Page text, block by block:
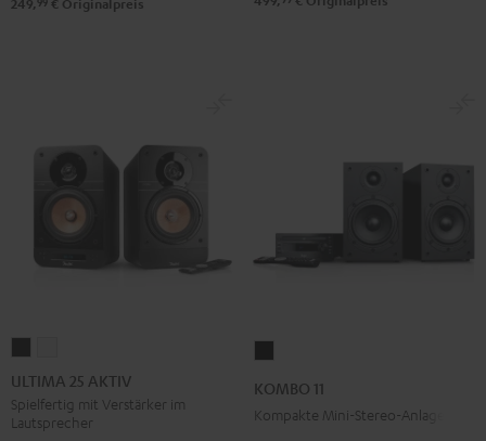
249, € Originalpreis
25
AKTIV
Night
25
AKTIV
Pure
ULTIMA 25 AKTIV
Spielfertig mit Verstärker im
Lautsprecher
KOMBO 11
Kompakte Mini-Stereo-Anlage